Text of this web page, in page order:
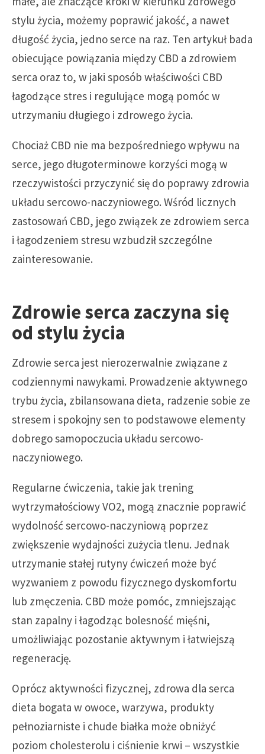
stylu życia, możemy poprawić jakość, a nawet
długość życia, jedno serce na raz. Ten artykuł bada
obiecujące powiązania między CBD a zdrowiem
serca oraz to, w jaki sposób właściwości CBD
łagodzące stres i regulujące mogą pomóc w
utrzymaniu długiego i zdrowego życia.
Chociaż CBD nie ma bezpośredniego wpływu na
serce, jego długoterminowe korzyści mogą w
rzeczywistości przyczynić się do poprawy zdrowia
układu sercowo-naczyniowego. Wśród licznych
zastosowań CBD, jego związek ze zdrowiem serca
i łagodzeniem stresu wzbudził szczególne
zainteresowanie.
Zdrowie serca zaczyna się
od stylu życia
Zdrowie serca jest nierozerwalnie związane z
codziennymi nawykami. Prowadzenie aktywnego
trybu życia, zbilansowana dieta, radzenie sobie ze
stresem i spokojny sen to podstawowe elementy
dobrego samopoczucia układu sercowo-
naczyniowego.
Regularne ćwiczenia, takie jak trening
wytrzymałościowy VO2, mogą znacznie poprawić
wydolność sercowo-naczyniową poprzez
zwiększenie wydajności zużycia tlenu. Jednak
utrzymanie stałej rutyny ćwiczeń może być
wyzwaniem z powodu fizycznego dyskomfortu
lub zmęczenia. CBD może pomóc, zmniejszając
stan zapalny i łagodząc bolesność mięśni,
umożliwiając pozostanie aktywnym i łatwiejszą
regenerację.
Oprócz aktywności fizycznej, zdrowa dla serca
dieta bogata w owoce, warzywa, produkty
pełnoziarniste i chude białka może obniżyć
poziom cholesterolu i ciśnienie krwi – wszystkie